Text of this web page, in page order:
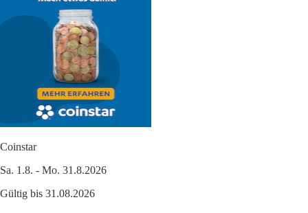
Coinstar
Sa. 1.8. - Mo. 31.8.2026
Gültig bis 31.08.2026